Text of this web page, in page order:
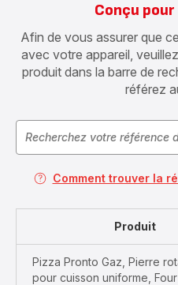
Conçu
Afin de vous assurer que
avec votre appareil,
produit dans la barre de
référez
Comment trouver la
Produit
Pizza Pronto Gaz, Pierre
pour cuisson uniforme,